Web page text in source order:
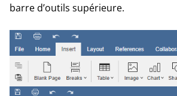
barre d’outils supérieure.